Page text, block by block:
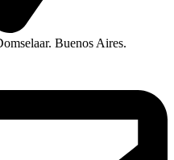
Buenos Aires.